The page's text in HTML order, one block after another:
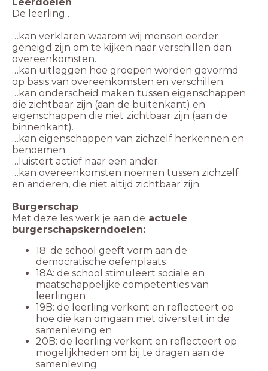
…kan verklaren waarom wij mensen eerder
geneigd zijn om te kijken naar verschillen dan
…kan uitleggen hoe groepen worden gevormd
…kan onderscheid maken tussen eigenschappen
die zichtbaar zijn (aan de buitenkant) en
eigenschappen die niet zichtbaar zijn (aan de
…kan eigenschappen van zichzelf herkennen en
…kan overeenkomsten noemen tussen zichzelf
Burgerschap
Met deze les werk je aan de actuele
burgerschapskerndoelen:
18: de school geeft vorm aan de
democratische oefenplaats
18A: de school stimuleert sociale en
maatschappelijke competenties van
leerlingen
19B: de leerling verkent en reflecteert op
hoe die kan omgaan met diversiteit in de
samenleving en
20B: de leerling verkent en reflecteert op
mogelijkheden om bij te dragen aan de
samenleving.